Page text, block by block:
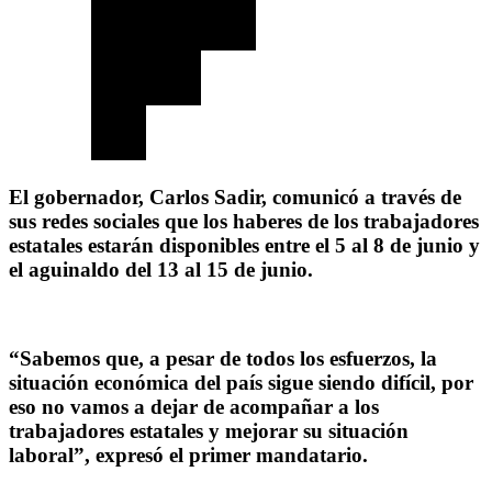
El gobernador, Carlos Sadir, comunicó a través de
sus redes sociales que los haberes de los trabajadores
estatales estarán disponibles entre el 5 al 8 de junio y
el aguinaldo del 13 al 15 de junio.
“Sabemos que, a pesar de todos los esfuerzos, la
situación económica del país sigue siendo difícil, por
eso no vamos a dejar de acompañar a los
trabajadores estatales y mejorar su situación
laboral”, expresó el primer mandatario.